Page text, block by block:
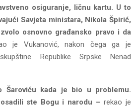
osiguranje, ličnu kartu. U to
Savjeta ministara, Nikola Špirić,
osnovno građansko pravo i da
je Vukanović, nakon čega ga je
Republike Srpske Nenad
Šaroviću kada je bio u problemu.
ste Bogu i narodu – rekao je